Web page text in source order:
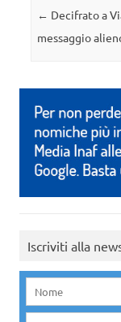
Navigazione
← Decifrato a
messaggio
Iscriviti alla